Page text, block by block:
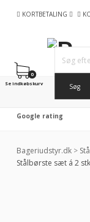
KORTBETALING
0
Se indkøbskurv
Google rating
Bageriudstyr.dk >
Stålbørste sæt á 2